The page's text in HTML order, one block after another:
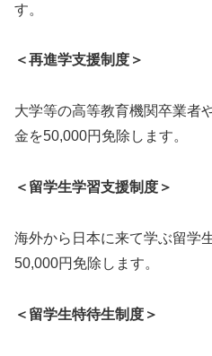
す。
＜再進学支援制度＞
大学等の高等教育機関卒業者
金を50,000円免除します。
＜留学生学習支援制度＞
海外から日本に来て学ぶ留学
50,000円免除します。
＜留学生特待生制度＞